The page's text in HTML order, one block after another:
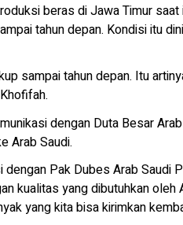
beras di Jawa Timur
tahun depan. Kondisi itu
sampai tahun depan. Itu
dengan Duta Besar
Arab Saudi.
dengan Pak Dubes Arab Saudi
kualitas yang dibutuhkan oleh
yang kita bisa kirimkan